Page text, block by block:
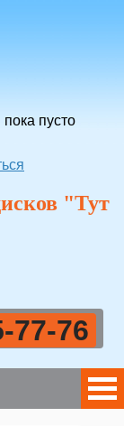
пока пусто
"Тут
77-76